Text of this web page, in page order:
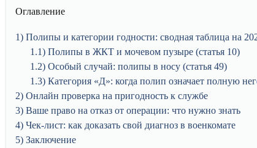
Оглавление
1
Полипы и категории годности: сводная таблица на
1.1
Полипы в ЖКТ и мочевом пузыре (статья 10)
1.2 Особый случай: полипы в носу (статья 49)
1.3 Категория «Д»: когда полип означает полную
2 Онлайн проверка на пригодность к службе
3 Ваше право на отказ от операции: что нужно знать
4 Чек-лист: как доказать свой диагноз в военкомате
5 Заключение